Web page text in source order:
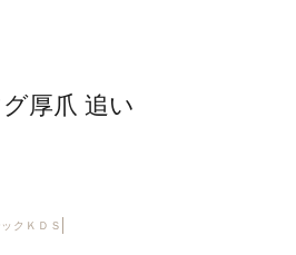
厚爪 追い
クＫＤＳ